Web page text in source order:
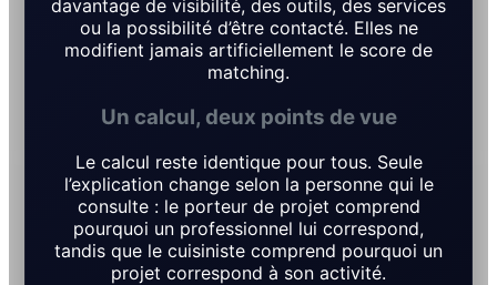
davantage de visibilité, des outils, des services
ou la possibilité d’être contacté. Elles ne
modifient jamais artificiellement le score de
matching.
Un calcul, deux points de vue
Le calcul reste identique pour tous. Seule
l’explication change selon la personne qui le
consulte : le porteur de projet comprend
pourquoi un professionnel lui correspond,
tandis que le cuisiniste comprend pourquoi un
projet correspond à son activité.